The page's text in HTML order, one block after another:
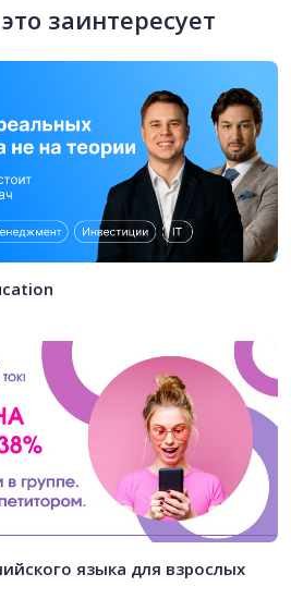
заинтересует
языка для взрослых